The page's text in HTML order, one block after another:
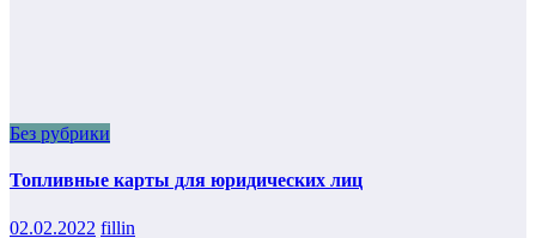
Без рубрики
Топливные карты для юридических лиц
02.02.2022 fillin